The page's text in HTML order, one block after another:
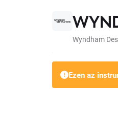
Wyndham
Ezen az